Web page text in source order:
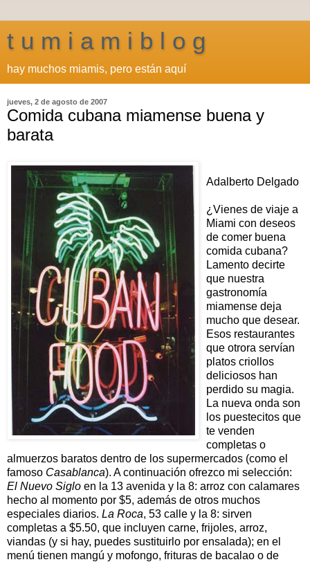
t u m i a m i b l o g
hay muchos miamis, pero están aquí
jueves, 2 de agosto de 2007
Comida cubana miamense buena y
barata
Adalberto Delgado
¿Vienes de viaje a
Miami con deseos
de comer buena
comida cubana?
Lamento decirte
que nuestra
gastronomía
miamense deja
mucho que desear.
Esos restaurantes
que otrora servían
platos criollos
deliciosos han
perdido su magia.
La nueva onda son
los puestecitos que
te venden
completas o
almuerzos baratos dentro de los supermercados (como el
famoso Casablanca). A continuación ofrezco mi selección:
El Nuevo Siglo en la 13 avenida y la 8: arroz con calamares
hecho al momento por $5, además de otros muchos
especiales diarios. La Roca, 53 calle y la 8: sirven
completas a $5.50, que incluyen carne, frijoles, arroz,
viandas (y si hay, puedes sustituirlo por ensalada); en el
menú tienen mangú y mofongo, frituras de bacalao o de